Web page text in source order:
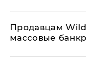
Продавцам
массовые